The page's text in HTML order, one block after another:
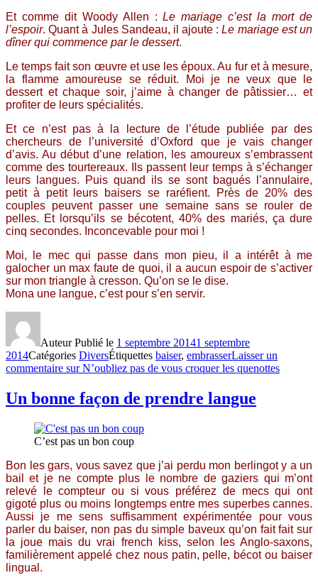
Et comme dit Woody Allen :Le mariage c’est la mort de
l’espoir. Quant à Jules Sandeau, il ajoute :Le mariage est un
dîner qui commence par le dessert.
Le temps fait son œuvre et use les époux. Au fur et à mesure,
la flamme amoureuse se réduit. Moi je ne veux que le
dessert et chaque soir, j’aime à changer de pâtissier… et
profiter de leurs spécialités.
Et ce n’est pas à la lecture de l’étude publiée par des
chercheurs de l’université d’Oxford que je vais changer
d’avis. Au début d’une relation, les amoureux s’embrassent
comme des tourtereaux. Ils passent leur temps à s’échanger
leurs langues. Puis quand ils se sont bagués l’annulaire,
petit à petit leurs baisers se raréfient. Près de 20% des
couples peuvent passer une semaine sans se rouler de
pelles. Et lorsqu’ils se bécotent, 40% des mariés, ça dure
cinq secondes. Inconcevable pour moi !
Moi, le mec qui passe dans mon pieu, il a intérêt à me
galocher un max faute de quoi, il a aucun espoir de s’activer
sur mon triangle à cresson. Qu’on se le dise.
Mona une langue, c’est pour s’en servir.
AuteurPublié le 1 septembre 20141 septembre
2014Catégories DiversÉtiquettes baiser, embrasserLaisser un
commentaire sur N’oubliez pas de vous croquer les quenottes
Un bonne façon de prendre langue
C’est pas un bon coup
Bon les gars, vous savez que j’ai perdu mon berlingot y a un
bail et je ne compte plus le nombre de gaziers qui m’ont
relevé le compteur ou si vous préférez de mecs qui ont
gigoté plus ou moins longtemps entre mes superbes cannes.
Aussi je me sens suffisamment expérimentée pour vous
parler du baiser, non pas du simple baveux qu’on fait fait sur
la joue mais du vrai french kiss, selon les Anglo-saxons,
familièrement appelé chez nous patin, pelle, bécot ou baiser
lingual.